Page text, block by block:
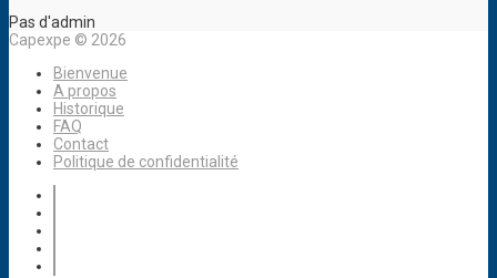
Pas d'admin
Capexpe © 2026
Bienvenue
A propos
Historique
FAQ
Contact
Politique de confidentialité